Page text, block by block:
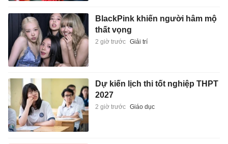
BlackPink khiến người hâm mộ
thất vọng
2 giờ trước Giải trí
Dự kiến lịch thi tốt nghiệp THPT
2027
2 giờ trước Giáo dục